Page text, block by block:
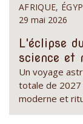
AFRIQUE,
29 mai 2026
L'éclipse
science et
Un voyage
totale de 2027
moderne et